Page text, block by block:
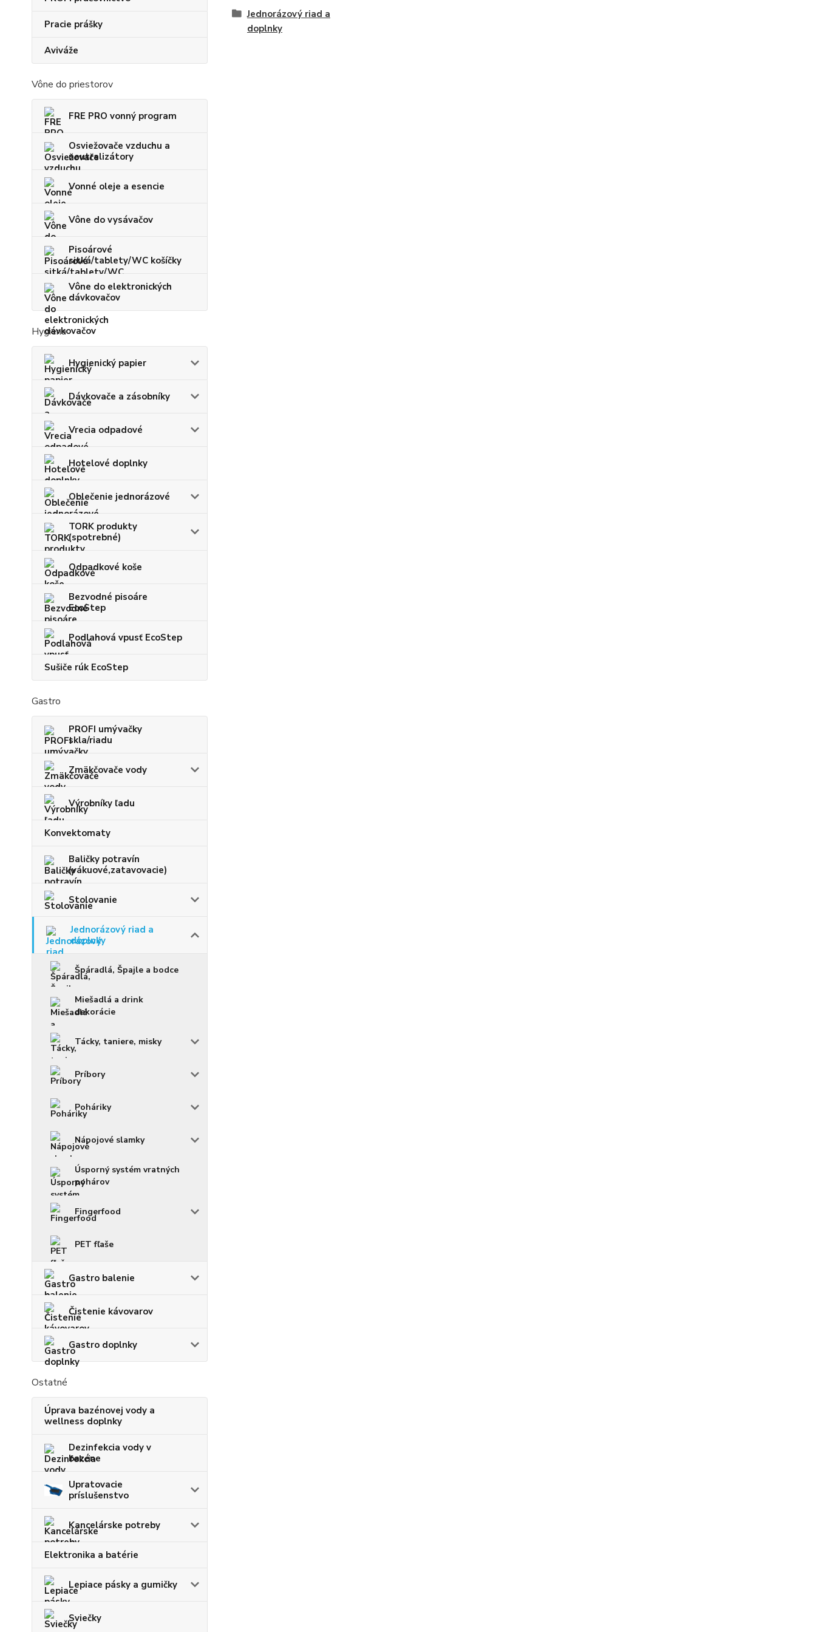
Pracie prášky
Aviváže
Vône do priestorov
FRE PRO vonný program
Osviežovače vzduchu a
neutralizátory
Vonné oleje a esencie
Vône do vysávačov
Pisoárové
sitká/tablety/WC košíčky
Vône do elektronických
dávkovačov
Hygiena
Hygienický papier
Dávkovače a zásobníky
Vrecia odpadové
Hotelové doplnky
Oblečenie jednorázové
TORK produkty
(spotrebné)
Odpadkové koše
Bezvodné pisoáre
EcoStep
Podlahová vpusť EcoStep
Sušiče rúk EcoStep
Gastro
PROFI umývačky
skla/riadu
Zmäkčovače vody
Výrobníky ľadu
Konvektomaty
Baličky potravín
(vákuové,zatavovacie)
Stolovanie
Jednorázový riad a
doplnky
Špáradlá, Špajle a bodce
Miešadlá a drink
dekorácie
Tácky, taniere, misky
Príbory
Poháriky
Nápojové slamky
Úsporný systém vratných
pohárov
Fingerfood
PET fľaše
Gastro balenie
Čistenie kávovarov
Gastro doplnky
Ostatné
Úprava bazénovej vody a
wellness doplnky
Dezinfekcia vody v
bazéne
Upratovacie
príslušenstvo
Kancelárske potreby
Elektronika a batérie
Lepiace pásky a gumičky
Sviečky
Jednorázový riad a
doplnky